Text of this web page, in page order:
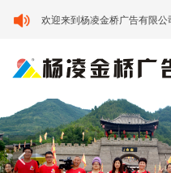
首页
关于我们
成功案例
新闻资讯
넳
欢迎来到杨凌金桥广告有限公